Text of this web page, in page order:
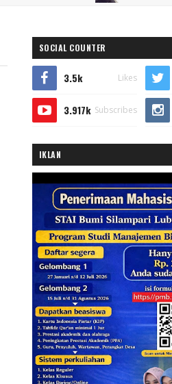
SOCIAL COUNTER
3.5k Likes
3.917k Subscribes
IKLAN